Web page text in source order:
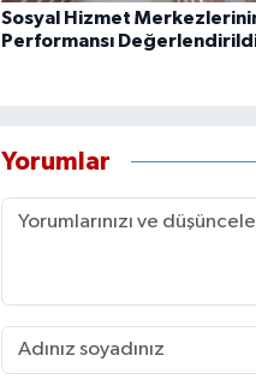
Sosyal Hizmet
Performansı
Yorumlar